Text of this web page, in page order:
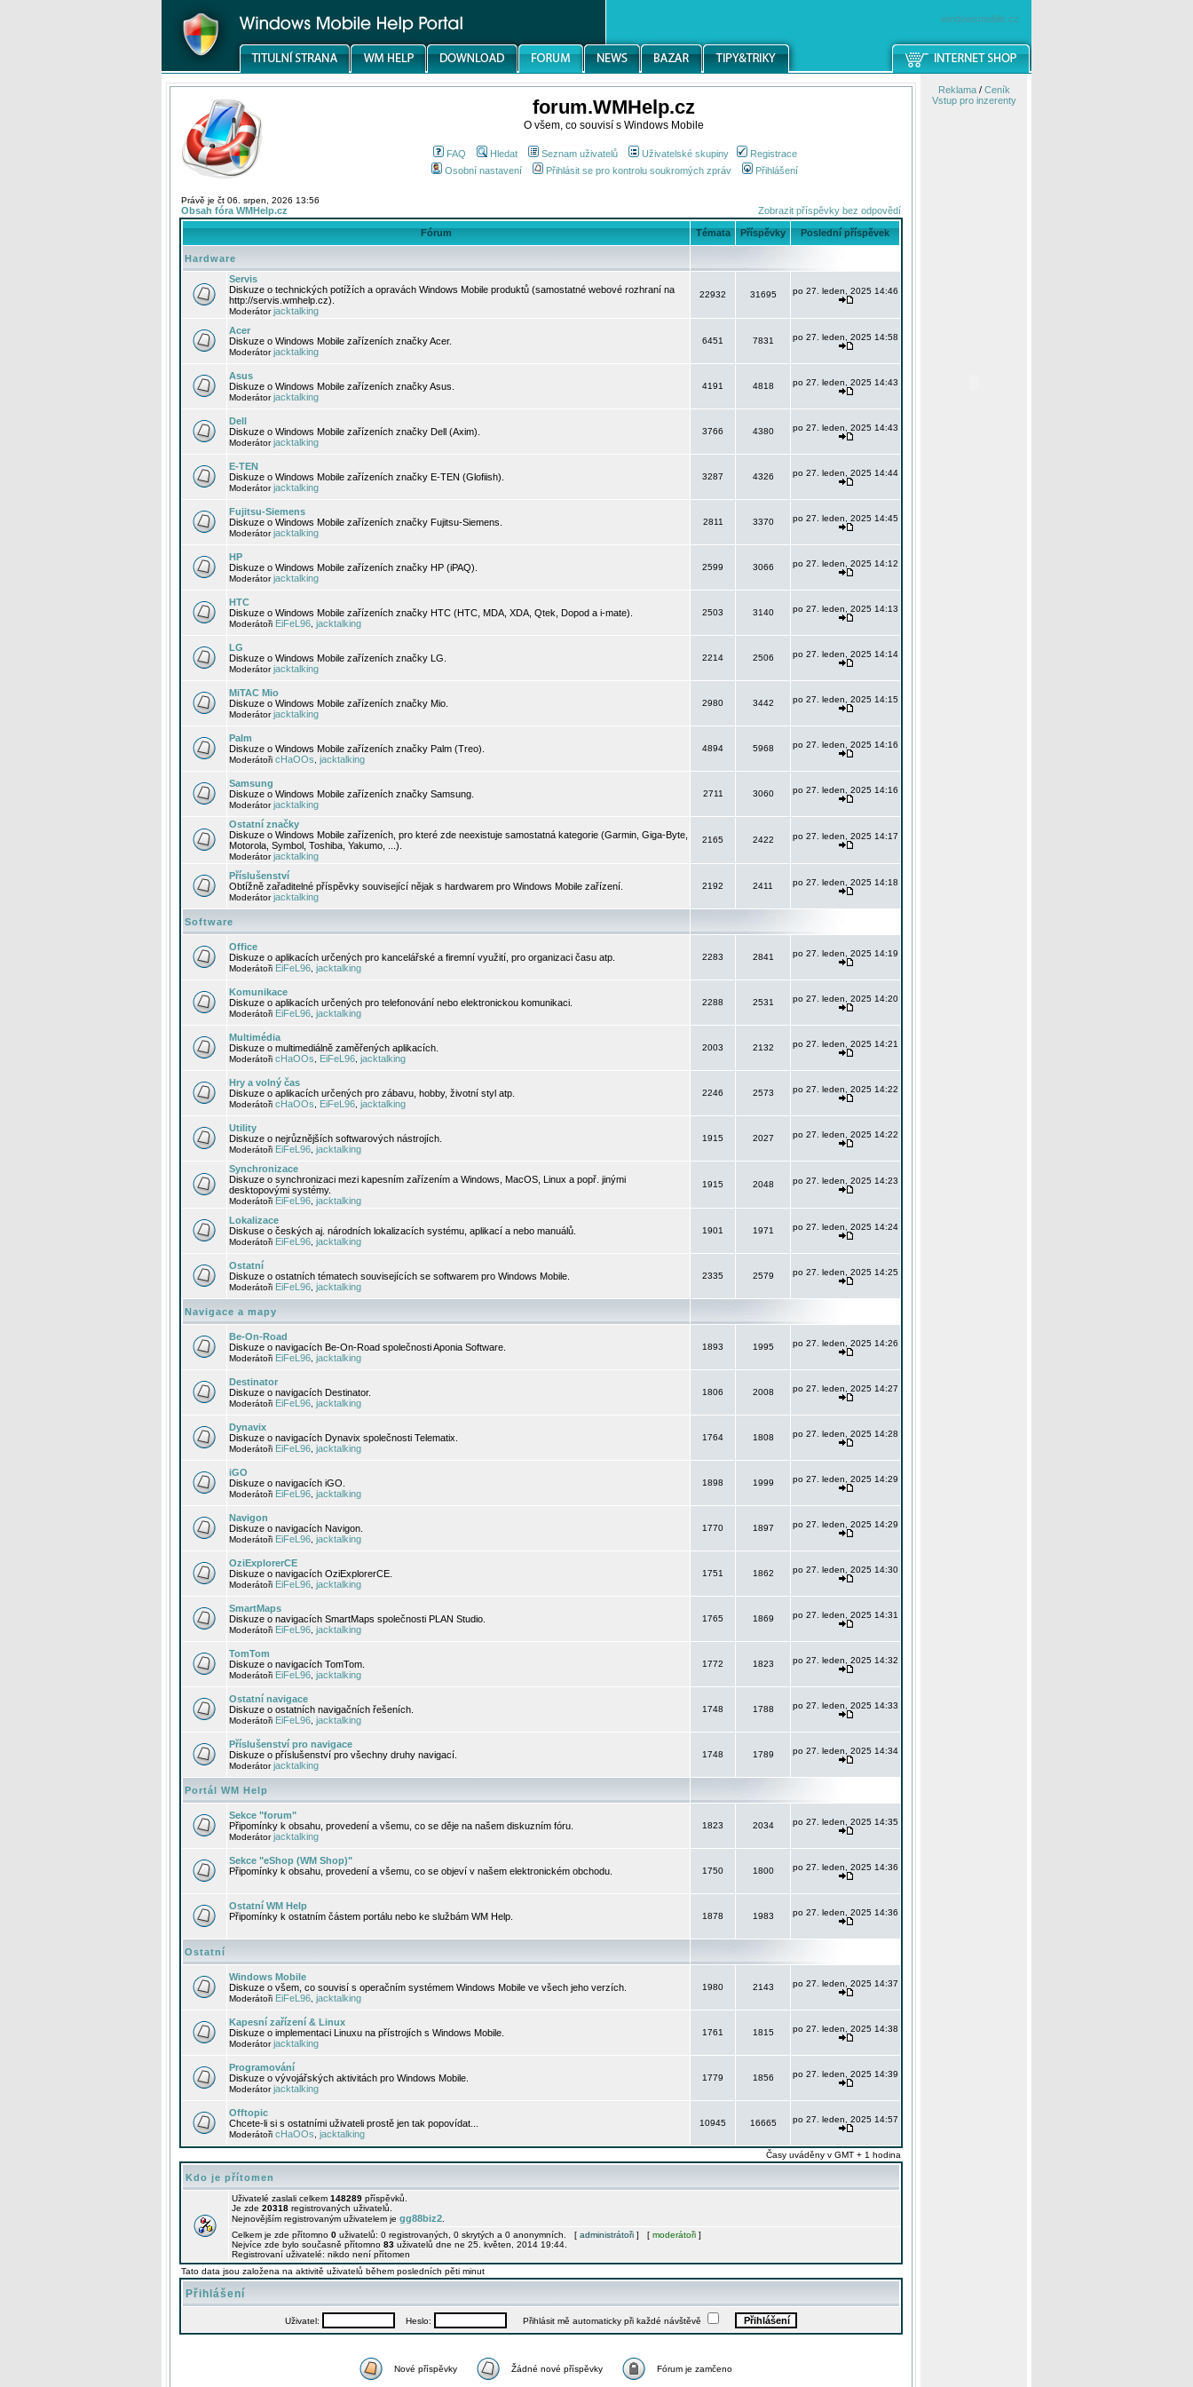
windowsmobile.cz
forum.WMHelp.cz
O všem, co souvisí s Windows Mobile
FAQ Hledat Seznam uživatelů Uživatelské skupiny
Registrace
Osobní nastavení
Přihlásit se pro kontrolu soukromých zpráv Přihlášení
Právě je čt 06. srpen, 2026 13:56
Obsah fóra WMHelp.cz Zobrazit příspěvky bez odpovědí
Fórum Témata Příspěvky Poslední příspěvek
Hardware
Servis
Diskuze o technických potížích a opravách Windows Mobile produktů (samostatné webové rozhraní na
http://servis.wmhelp.cz).
Moderátorjacktalking
22932 31695 po 27. leden, 2025 14:46
Acer
Diskuze o Windows Mobile zařízeních značky Acer.
Moderátorjacktalking
6451 7831 po 27. leden, 2025 14:58
Asus
Diskuze o Windows Mobile zařízeních značky Asus.
Moderátorjacktalking
4191 4818 po 27. leden, 2025 14:43
Dell
Diskuze o Windows Mobile zařízeních značky Dell (Axim).
Moderátorjacktalking
3766 4380 po 27. leden, 2025 14:43
E-TEN
Diskuze o Windows Mobile zařízeních značky E-TEN (Glofiish).
Moderátorjacktalking
3287 4326 po 27. leden, 2025 14:44
Fujitsu-Siemens
Diskuze o Windows Mobile zařízeních značky Fujitsu-Siemens.
Moderátorjacktalking
2811 3370 po 27. leden, 2025 14:45
HP
Diskuze o Windows Mobile zařízeních značky HP (iPAQ).
Moderátorjacktalking
2599 3066 po 27. leden, 2025 14:12
HTC
Diskuze o Windows Mobile zařízeních značky HTC (HTC, MDA, XDA, Qtek, Dopod a i-mate).
Moderátoři EiFeL96 jacktalking
2503 3140 po 27. leden, 2025 14:13
LG
Diskuze o Windows Mobile zařízeních značky LG.
Moderátorjacktalking
2214 2506 po 27. leden, 2025 14:14
MiTAC Mio
Diskuze o Windows Mobile zařízeních značky Mio.
Moderátorjacktalking
2980 3442 po 27. leden, 2025 14:15
Palm
Diskuze o Windows Mobile zařízeních značky Palm (Treo).
Moderátoři cHaOOs jacktalking
4894 5968 po 27. leden, 2025 14:16
Samsung
Diskuze o Windows Mobile zařízeních značky Samsung.
Moderátorjacktalking
2711 3060 po 27. leden, 2025 14:16
Ostatní značky
Diskuze o Windows Mobile zařízeních, pro které zde neexistuje samostatná kategorie (Garmin, Giga-Byte,
Motorola, Symbol, Toshiba, Yakumo, ...).
Moderátorjacktalking
2165 2422 po 27. leden, 2025 14:17
Příslušenství
Obtížně zařaditelné příspěvky související nějak s hardwarem pro Windows Mobile zařízení.
Moderátorjacktalking
2192 2411 po 27. leden, 2025 14:18
Software
Office
Diskuze o aplikacích určených pro kancelářské a firemní využití, pro organizaci času atp.
Moderátoři EiFeL96 jacktalking
2283 2841 po 27. leden, 2025 14:19
Komunikace
Diskuze o aplikacích určených pro telefonování nebo elektronickou komunikaci.
Moderátoři EiFeL96 jacktalking
2288 2531 po 27. leden, 2025 14:20
Multimédia
Diskuze o multimediálně zaměřených aplikacích.
Moderátoři cHaOOs EiFeL96 jacktalking
2003 2132 po 27. leden, 2025 14:21
Hry a volný čas
Diskuze o aplikacích určených pro zábavu, hobby, životní styl atp.
Moderátoři cHaOOs EiFeL96 jacktalking
2246 2573 po 27. leden, 2025 14:22
Utility
Diskuze o nejrůznějších softwarových nástrojích.
Moderátoři EiFeL96 jacktalking
1915 2027 po 27. leden, 2025 14:22
Synchronizace
Diskuze o synchronizaci mezi kapesním zařízením a Windows, MacOS, Linux a popř. jinými
desktopovými systémy.
Moderátoři EiFeL96 jacktalking
1915 2048 po 27. leden, 2025 14:23
Lokalizace
Diskuse o českých aj. národních lokalizacích systému, aplikací a nebo manuálů.
Moderátoři EiFeL96 jacktalking
1901 1971 po 27. leden, 2025 14:24
Ostatní
Diskuze o ostatních tématech souvisejících se softwarem pro Windows Mobile.
Moderátoři EiFeL96 jacktalking
2335 2579 po 27. leden, 2025 14:25
Navigace a mapy
Be-On-Road
Diskuze o navigacích Be-On-Road společnosti Aponia Software.
Moderátoři EiFeL96 jacktalking
1893 1995 po 27. leden, 2025 14:26
Destinator
Diskuze o navigacích Destinator.
Moderátoři EiFeL96 jacktalking
1806 2008 po 27. leden, 2025 14:27
Dynavix
Diskuze o navigacích Dynavix společnosti Telematix.
Moderátoři EiFeL96 jacktalking
1764 1808 po 27. leden, 2025 14:28
iGO
Diskuze o navigacích iGO.
Moderátoři EiFeL96 jacktalking
1898 1999 po 27. leden, 2025 14:29
Navigon
Diskuze o navigacích Navigon.
Moderátoři EiFeL96 jacktalking
1770 1897 po 27. leden, 2025 14:29
OziExplorerCE
Diskuze o navigacích OziExplorerCE.
Moderátoři EiFeL96 jacktalking
1751 1862 po 27. leden, 2025 14:30
SmartMaps
Diskuze o navigacích SmartMaps společnosti PLAN Studio.
Moderátoři EiFeL96 jacktalking
1765 1869 po 27. leden, 2025 14:31
TomTom
Diskuze o navigacích TomTom.
Moderátoři EiFeL96 jacktalking
1772 1823 po 27. leden, 2025 14:32
Ostatní navigace
Diskuze o ostatních navigačních řešeních.
Moderátoři EiFeL96 jacktalking
1748 1788 po 27. leden, 2025 14:33
Příslušenství pro navigace
Diskuze o příslušenství pro všechny druhy navigací.
Moderátorjacktalking
1748 1789 po 27. leden, 2025 14:34
Portál WM Help
Sekce "forum"
Připomínky k obsahu, provedení a všemu, co se děje na našem diskuzním fóru.
Moderátorjacktalking
1823 2034 po 27. leden, 2025 14:35
Sekce "eShop (WM Shop)"
Připomínky k obsahu, provedení a všemu, co se objeví v našem elektronickém obchodu.
1750 1800 po 27. leden, 2025 14:36
Ostatní WM Help
Připomínky k ostatním částem portálu nebo ke službám WM Help.
1878 1983 po 27. leden, 2025 14:36
Ostatní
Windows Mobile
Diskuze o všem, co souvisí s operačním systémem Windows Mobile ve všech jeho verzích.
Moderátoři EiFeL96 jacktalking
1980 2143 po 27. leden, 2025 14:37
Kapesní zařízení & Linux
Diskuze o implementaci Linuxu na přístrojích s Windows Mobile.
Moderátorjacktalking
1761 1815 po 27. leden, 2025 14:38
Programování
Diskuze o vývojářských aktivitách pro Windows Mobile.
Moderátorjacktalking
1779 1856 po 27. leden, 2025 14:39
Offtopic
Chcete-li si s ostatními uživateli prostě jen tak popovídat...
Moderátoři cHaOOs jacktalking
10945 16665 po 27. leden, 2025 14:57
Časy uváděny v GMT + 1 hodina
Kdo je přítomen
Uživatelé zaslali celkem 148289 příspěvků.
Je zde 20318 registrovaných uživatelů.
Nejnovějším registrovaným uživatelem je gg88biz2
Celkem je zde přítomno 0 uživatelů: 0 registrovaných, 0 skrytých a 0 anonymních. [ administrátoři ] [ moderátoři ]
Nejvíce zde bylo současně přítomno 83 uživatelů dne ne 25. květen, 2014 19:44.
Registrovaní uživatelé: nikdo není přítomen
Tato data jsou založena na aktivitě uživatelů během posledních pěti minut
Přihlášení
Uživatel: Heslo: Přihlásit mě automaticky při každé návštěvě
Nové příspěvky Žádné nové příspěvky Fórum je zamčeno
Reklama/ Ceník
Vstup pro inzerenty